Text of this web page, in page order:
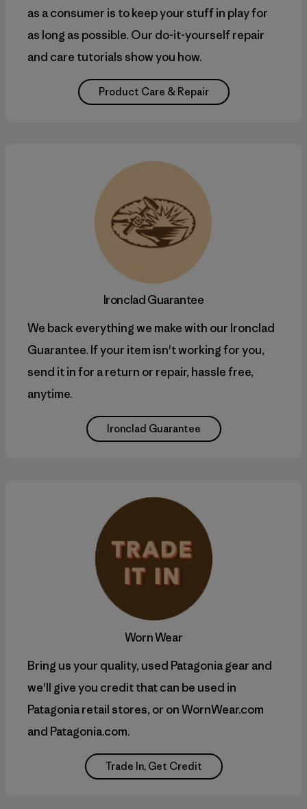
as a consumer is to keep your stuff in play for
as long as possible. Our do-it-yourself repair
and care tutorials show you how.
Product Care & Repair
Ironclad Guarantee
We back everything we make with our Ironclad
Guarantee. If your item isn't working for you,
send it in for a return or repair, hassle free,
anytime.
Ironclad Guarantee
Worn Wear
Bring us your quality, used Patagonia gear and
we'll give you credit that can be used in
Patagonia retail stores, or on WornWear.com
and Patagonia.com.
Trade In, Get Credit